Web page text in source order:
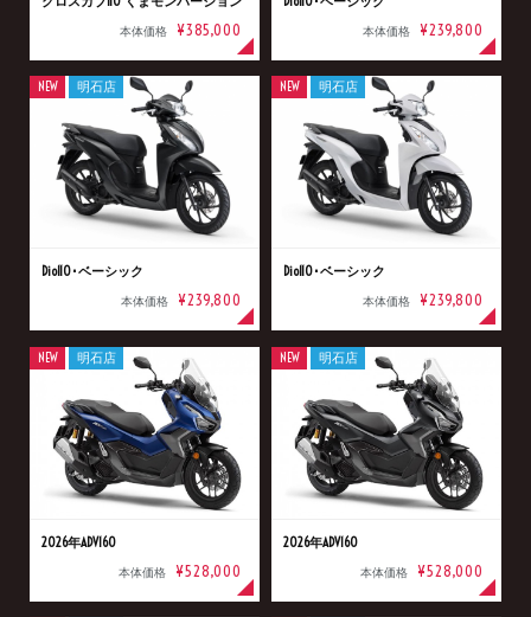
本体価格 ¥385,000 本体価格 ¥239,800
Dio110･ベーシック
本体価格 ¥239,800
NEW 明石店
Dio110･ベーシック
本体価格 ¥239,800
NEW 明石店
2026年ADV160
本体価格 ¥528,000
NEW 明石店
2026年ADV160
本体価格 ¥528,000
NEW 明石店